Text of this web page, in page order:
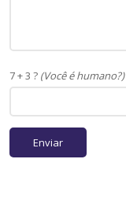
7 + 3 ? (Você é humano?)